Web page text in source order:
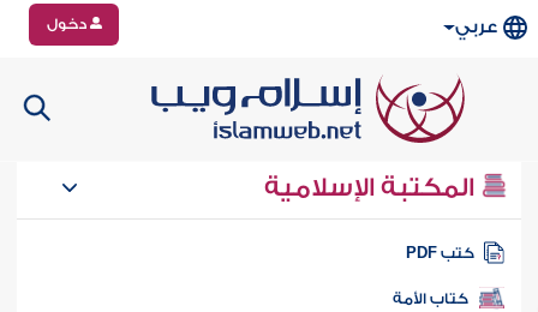
عربي دخول
المكتبة الإسلامية
كتب PDF